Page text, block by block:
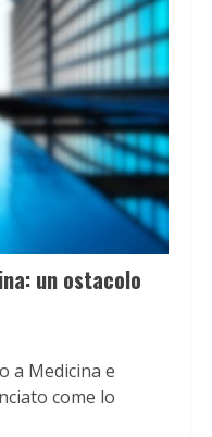
un ostacolo
a Medicina e
come lo